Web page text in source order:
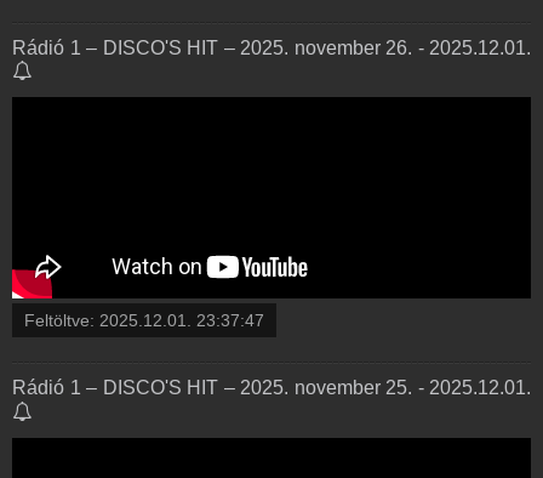
Rádió 1 – DISCO'S HIT – 2025. november 26. - 2025.12.01.
Feltöltve: 2025.12.01. 23:37:47
Rádió 1 – DISCO'S HIT – 2025. november 25. - 2025.12.01.